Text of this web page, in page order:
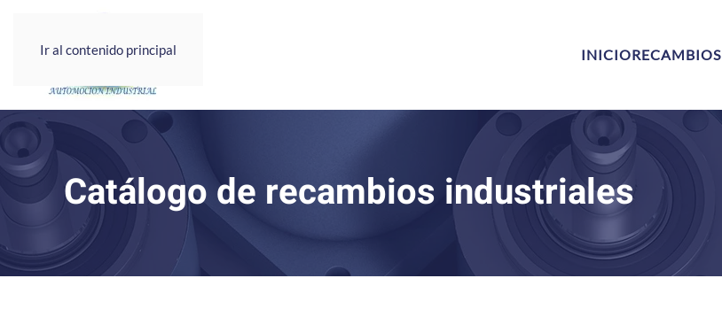
Ir al contenido principal INICIORECAMBIOS
Catálogo de recambios industriales